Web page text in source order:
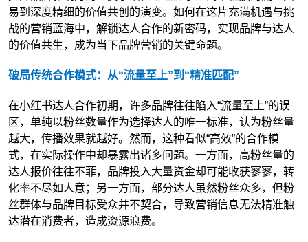
易到深度精细的价值共创的演变。如何在这片充满机遇与挑
战的营销蓝海中，解锁达人合作的新密码，实现品牌与达人
的价值共生，成为当下品牌营销的关键命题。
破局传统合作模式：从“流量至上”到“精准匹配”
在小红书达人合作初期，许多品牌往往陷入“流量至上”的误
区，单纯以粉丝数量作为选择达人的唯一标准，认为粉丝量
越大，传播效果就越好。然而，这种看似“高效”的合作模
式，在实际操作中却暴露出诸多问题。一方面，高粉丝量的
达人报价往往不菲，品牌投入大量资金却可能收获寥寥，转
化率不尽如人意；另一方面，部分达人虽然粉丝众多，但粉
丝群体与品牌目标受众并不契合，导致营销信息无法精准触
达潜在消费者，造成资源浪费。